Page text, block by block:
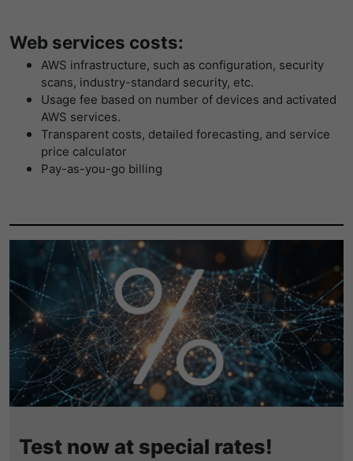
Web services costs:
AWS infrastructure, such as configuration, security
scans, industry-standard security, etc.
Usage fee based on number of devices and activated
AWS services.
Transparent costs, detailed forecasting, and service
price calculator
Pay-as-you-go billing
Test now at special rates!